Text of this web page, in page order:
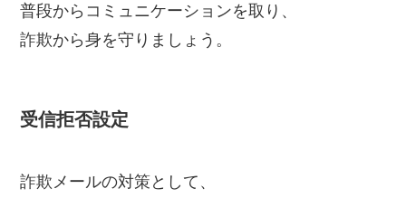
普段からコミュニケーションを取り、
詐欺から身を守りましょう。
受信拒否設定
詐欺メールの対策として、